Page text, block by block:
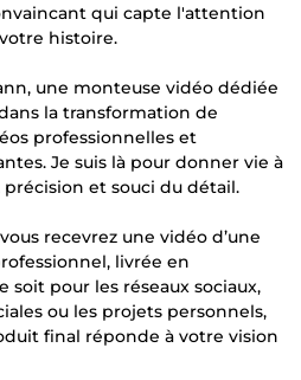
qui capte l'attention
histoire.
une monteuse vidéo dédiée
la transformation de
professionnelles et
Je suis là pour donner vie à
et souci du détail.
recevrez une vidéo d’une
livrée en
soit pour les réseaux sociaux,
ou les projets personnels,
final réponde à votre vision